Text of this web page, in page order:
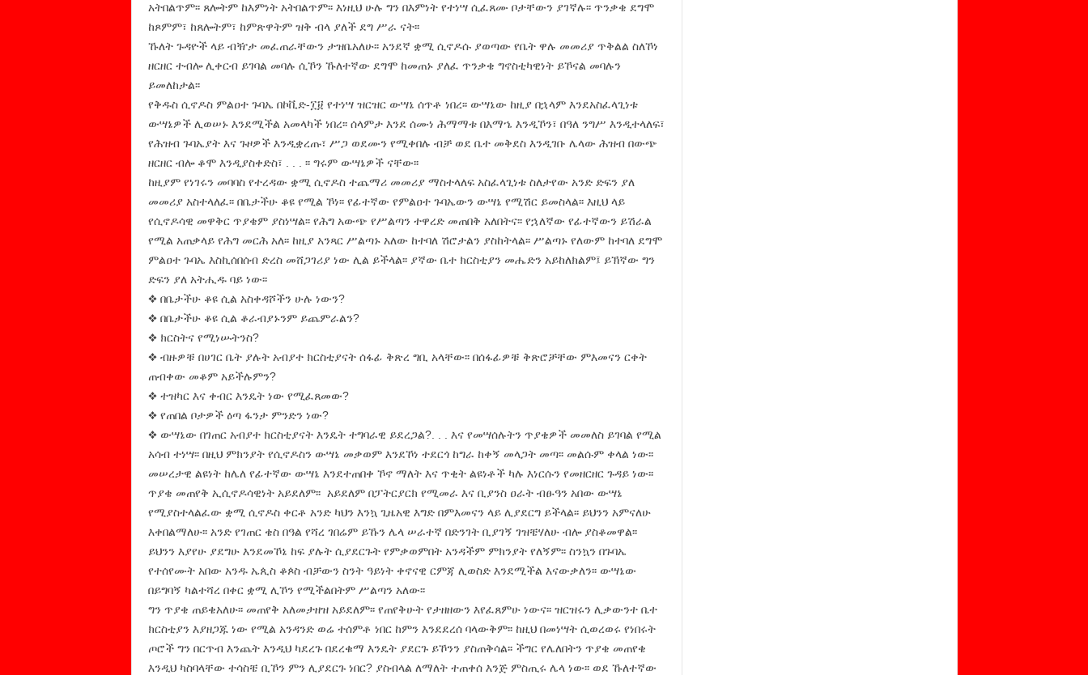
አትበልጥም፡፡ ጸሎትም ከእምነት አትበልጥም፡፡ እነዚህ ሁሉ ግን በእምነት የተነሣ ሲፈጸሙ ቦታቸውን ያገኛሉ፡፡ ጥንቃቄ ደግሞ
ከጾምም፣ ከጸሎትም፣ ከምጽዋትም ዝቅ ብላ ያለች ደግ ሥራ ናት፡፡
ኹለት ጉዳዮች ላይ ብዥታ መፈጠራቸውን ታዝቤአለሁ፡፡ አንደኛ ቋሚ ሲኖዶሱ ያወጣው የቤት ዋሉ መመሪያ ጥቅልል ስለኾነ
ዘርዘር ተብሎ ሊቀርብ ይገባል መባሉ ሲኾን ኹለተኛው ደግሞ ከመጠኑ ያለፈ ጥንቃቄ ግኖስቲካዊነት ይኾናል መባሉን
ይመለከታል፡፡
የቅዱስ ሲኖዶስ ምልዐተ ጉባኤ በኮቪድ-፲፱ የተነሣ ዝርዝር ውሣኔ ሰጥቶ ነበረ፡፡ ውሣኔው ከዚያ በኋላም እንደአስፈላጊነቱ
ውሣኔዎች ሊወሠኑ እንደሚችል አመላካች ነበረ፡፡ ሰላምታ እንደ ሰሙነ ሕማማቱ በእማኄ እንዲኾን፣ በዓለ ንግሥ እንዲተላለፍ፣
የሕዝብ ጉባኤያት እና ጉዞዎች እንዲቋረጡ፣ ሥጋ ወደሙን የሚቀበሉ ብቻ ወደ ቤተ መቅደስ እንዲገቡ ሌላው ሕዝብ በውጭ
ዘርዘር ብሎ ቆሞ እንዲያስቀድስ፣ . . . ፡፡ ግሩም ውሣኔዎች ናቸው፡፡
ከዚያም የነገሩን መባባስ የተረዳው ቋሚ ሲኖዶስ ተጨማሪ መመሪያ ማስተላለፍ አስፈላጊነቱ ስለታየው አንድ ድፍን ያለ
መመሪያ አስተላለፈ፡፡ በቤታችሁ ቆዩ የሚል ኾነ፡፡ የፊተኛው የምልዐተ ጉባኤውን ውሣኔ የሚሽር ይመስላል፡፡ እዚህ ላይ
የሲኖዶሳዊ መዋቅር ጥያቄም ያስነሣል፡፡ የሕግ አውጭ የሥልጣን ተዋረድ መጠበቅ አለበትና፡፡ የኋለኛው የፊተኛውን ይሽራል
የሚል አጠቃላይ የሕግ መርሕ አለ፡፡ ከዚያ አንጻር ሥልጣኑ አለው ከተባለ ሽሮታልን ያስከትላል፡፡ ሥልጣኑ የለውም ከተባለ ደግሞ
ምልዐተ ጉባኤ እስኪሰበሰብ ድረስ መሸጋገሪያ ነው ሊል ይችላል፡፡ ያኛው ቤተ ክርስቲያን መሔድን አይከለክልም፤ ይኽኛው ግን
ድፍን ያለ አትሒዱ ባይ ነው፡፡
❖ በቤታችሁ ቆዩ ሲል አስቀዳሾችን ሁሉ ነውን?
❖ በቤታችሁ ቆዩ ሲል ቆራብያኑንም ይጨምራልን?
❖ ክርስትና የሚነሡትንስ?
❖ ብዙዎቹ በሀገር ቤት ያሉት አብያተ ክርስቲያናት ሰፋፊ ቅጽረ ግቢ አላቸው፡፡ በሰፋፊዎቹ ቅጽሮቻቸው ምእመናን ርቀት
ጠብቀው መቆም አይችሉምን?
❖ ተዝካር እና ቀብር እንዴት ነው የሚፈጸመው?
❖ የጠበል ቦታዎች ዕጣ ፋንታ ምንድን ነው?
❖ ውሣኔው በገጠር አብያተ ክርስቲያናት እንዴት ተግባራዊ ይደረጋል?. . . እና የመሣሰሉትን ጥያቄዎች መመለስ ይገባል የሚል
አሳብ ተነሣ፡፡ በዚህ ምክንያት የሲኖዶስን ውሣኔ መቃወም እንደኾነ ተደርጎ ከግራ ከቀኝ መላጋት መጣ፡፡ መልሱም ቀላል ነው፡፡
መሠረታዊ ልዩነት ከሌለ የፊተኛው ውሣኔ እንደተጠበቀ ኾኖ ማለት እና ጥቂት ልዩነቶች ካሉ እነርሱን የመዘርዘር ጉዳይ ነው፡፡
ጥያቄ መጠየቅ ኢሲኖዶሳዊነት አይደለም፡፡ አይደለም በፓትርያርክ የሚመራ እና ቢያንስ ዐራት ብፁዓን አበው ውሣኔ
የሚያስተላልፈው ቋሚ ሲኖዶስ ቀርቶ አንድ ካህን እንኳ ጊዜአዊ እግድ በምእመናን ላይ ሊያደርግ ይችላል፡፡ ይህንን አምናለሁ
እቀበልማለሁ፡፡ አንድ የገጠር ቄስ በዓል የሻረ ገበሬም ይኹን ሌላ ሠራተኛ በድንገት ቢያገኝ ገዝቼሃለሁ ብሎ ያስቆመዋል፡፡
ይህንን እያየሁ ያደግሁ እንደመኾኔ ከፍ ያሉት ሲያደርጉት የምቃወምበት አንዳችም ምክንያት የለኝም፡፡ ስንኳን በጉባኤ
የተሰየሙት አበው አንዱ ኤጲስ ቆጶስ ብቻውን ስንት ዓይነት ቀኖናዊ ርምጃ ሊወስድ እንደሚችል እናውቃለን፡፡ ውሣኔው
በይግባኝ ካልተሻረ በቀር ቋሚ ሊኾን የሚችልበትም ሥልጣን አለው፡፡
ግን ጥያቄ ጠይቄአለሁ፡፡ መጠየቅ አለመታዘዝ አይደለም፡፡ የጠየቅሁት የታዘዘውን እየፈጸምሁ ነውና፡፡ ዝርዝሩን ሊቃውንተ ቤተ
ክርስቲያን እያዘጋጁ ነው የሚል አንዳንድ ወሬ ተሰምቶ ነበር ከምን እንደደረሰ ባላውቅም፡፡ ከዚህ በመነሣት ሲወረወሩ የነበሩት
ጦሮች ግን በርጥብ እንጨት እንዲህ ካደረጉ በደረቁማ እንዴት ያደርጉ ይኾንን ያስጠቅሳል፡፡ ችግር የሌለበትን ጥያቄ መጠየቄ
እንዲህ ካስባላቸው ተሳስቼ ቢኾን ምን ሊያደርጉ ነበር? ያስብላል ለማለት ተጠቀሰ እንጅ ምስጢሩ ሌላ ነው፡፡ ወደ ኹለተኛው